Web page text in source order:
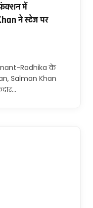
में
ने स्टेज पर
Radhika के
Salman Khan